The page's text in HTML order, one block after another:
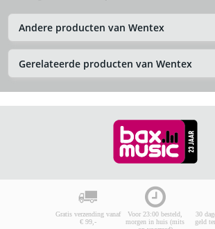
Andere producten van Wentex
Gerelateerde producten van Wentex
Gratis verzending vanaf
€ 99,-
Voor 23:00 besteld,
morgen in huis (mits
30
geld